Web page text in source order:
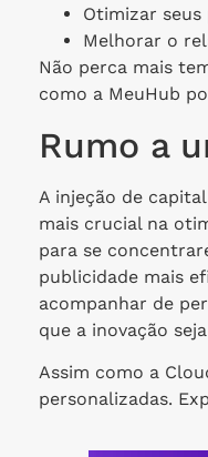
Otimizar seus
Melhorar o
Não perca mais
como a MeuHub
Rumo a
A injeção de
mais crucial na
para se
publicidade mais
acompanhar de
que a inovação
Assim como a
personalizadas.